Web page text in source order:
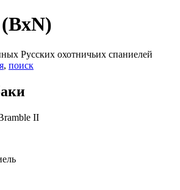
Русских охотничьих спаниелей
, поиск
II